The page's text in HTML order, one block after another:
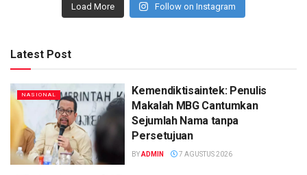
Load More Follow on Instagram
Latest Post
NASIONAL
Kemendiktisaintek: Penulis
Makalah MBG Cantumkan
Sejumlah Nama tanpa
Persetujuan
BYADMIN 7 AGUSTUS 2026